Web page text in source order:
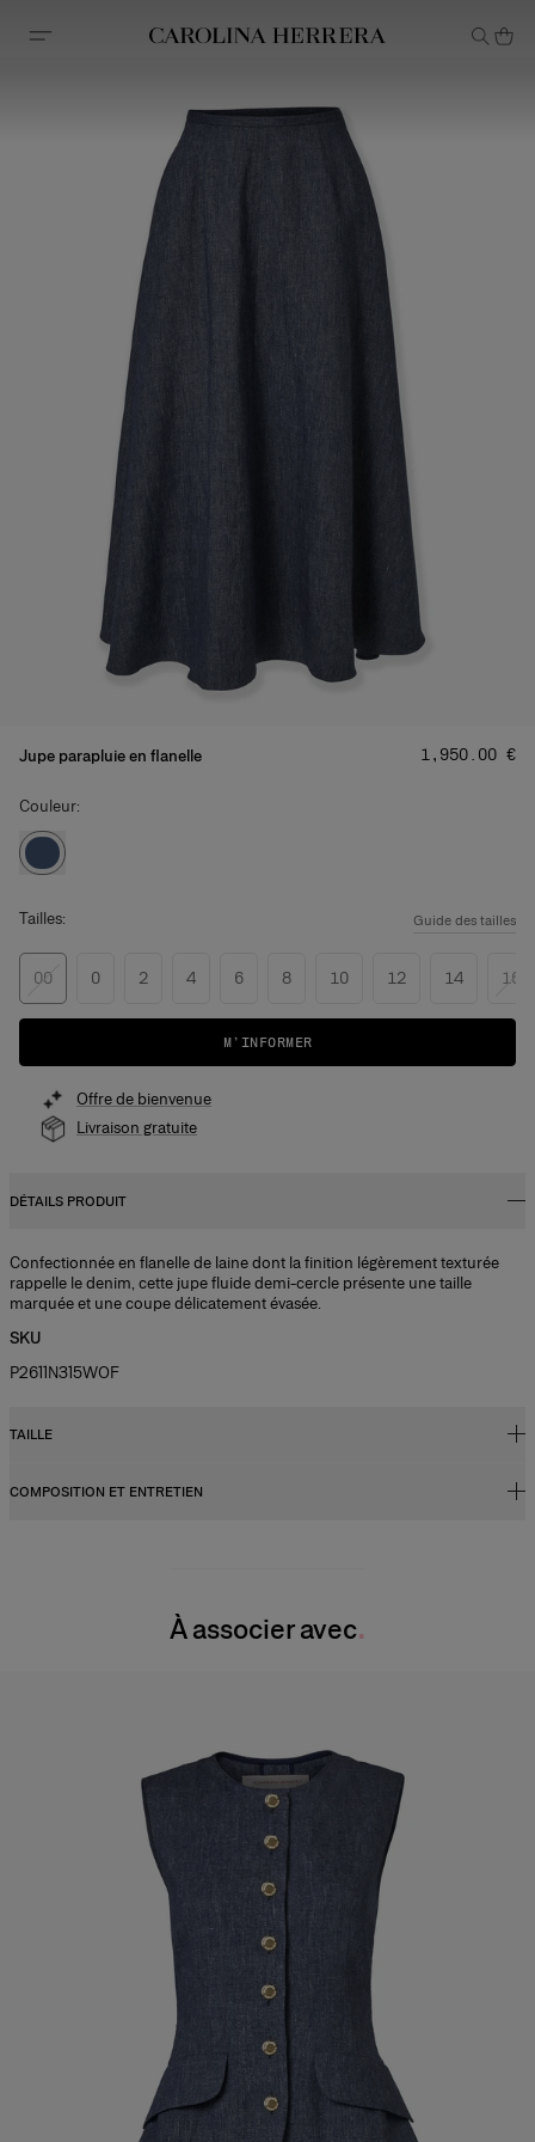
Avis d'accessibilité (lien)
Jupe parapluie en flanelle Prix:
‌1,950.00 €
Couleur:
Tailles: Guide des tailles
00 0 2 4 6 8 10 12 14 16
M’INFORMER
Offre de bienvenue
Livraison gratuite
DÉTAILS PRODUIT
Confectionnée en flanelle de laine dont la finition légèrement texturée
rappelle le denim, cette jupe fluide demi-cercle présente une taille
marquée et une coupe délicatement évasée.
SKU
P2611N315WOF
TAILLE
Coupe ajustée, longueur trapèze
COMPOSITION ET ENTRETIEN
Nettoyage à sec uniquementÀ associer avec